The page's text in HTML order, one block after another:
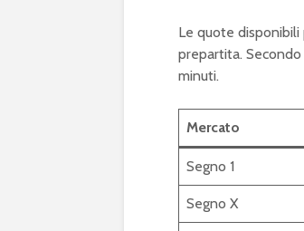
Le quote disponibili
prepartita. Secondo
minuti.
Mercato
Segno 1
Segno X